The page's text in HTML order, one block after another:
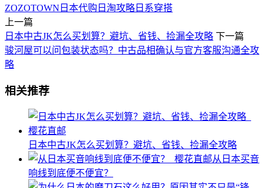
ZOZOTOWN 日本代购 日淘攻略 日系穿搭
上一篇
日本中古JK怎么买划算？避坑、省钱、捡漏全攻略 下一篇
骏河屋可以问包装状态吗？中古品相确认与官方客服沟通全攻
略
相关推荐
日本中古JK怎么买划算？避坑、省钱、捡漏全攻略
从日本买音
响线到底便不便宜？